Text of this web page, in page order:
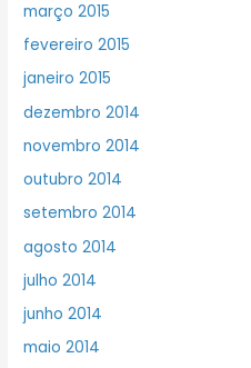
março 2015
fevereiro 2015
janeiro 2015
dezembro 2014
novembro 2014
outubro 2014
setembro 2014
agosto 2014
julho 2014
junho 2014
maio 2014